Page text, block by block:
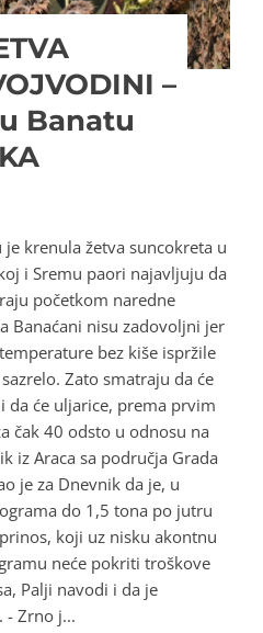
–
Banatu
krenula žetva suncokreta u
i Sremu paori najavljuju da
početkom naredne
Banaćani nisu zadovoljni jer
bez kiše ispržile
Zato smatraju da će
da će uljarice, prema prvim
čak 40 odsto u odnosu na
iz Araca sa područja Grada
je za Dnevnik da je, u
do 1,5 tona po jutru
koji uz nisku akontnu
neće pokriti troškove
Palji navodi i da je
- Zrno j...